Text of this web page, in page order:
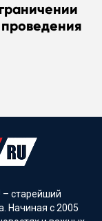
– старейший
Начиная с 2005